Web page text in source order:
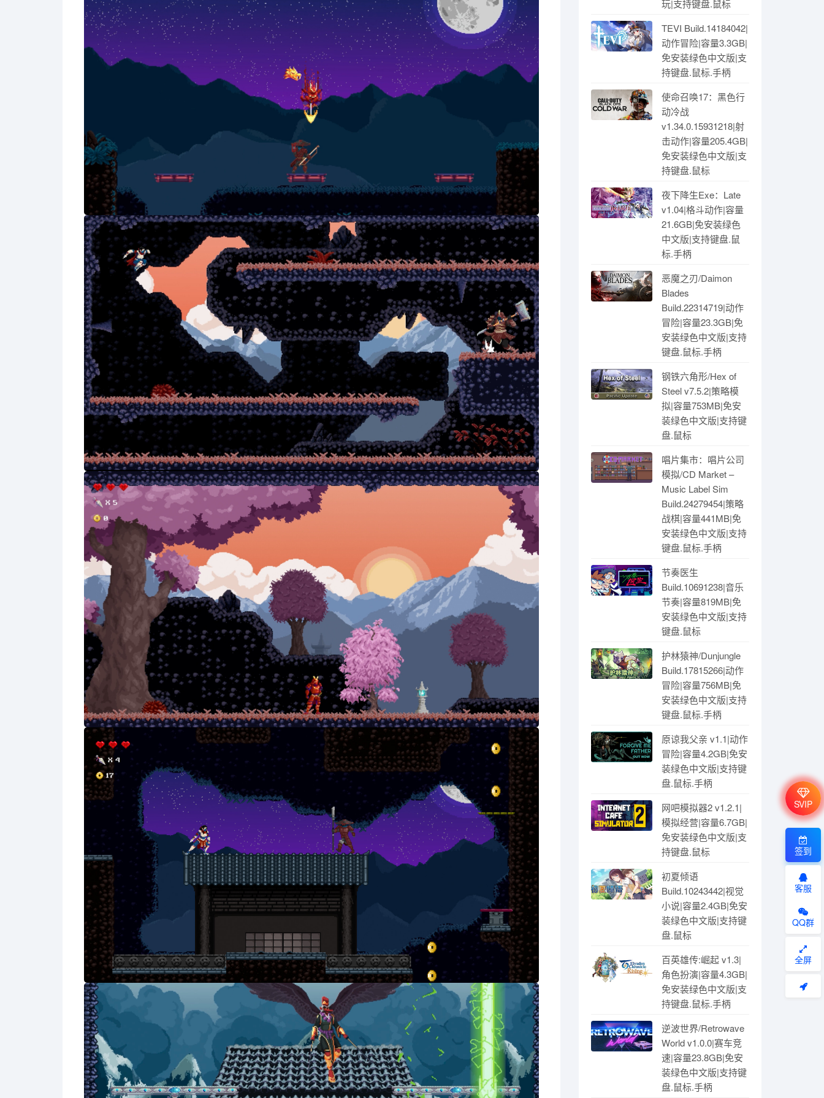
玩|支持键盘.鼠标
TEVI Build.14184042|
动作冒险|容量3.3GB|
免安装绿色中文版|支
持键盘.鼠标.手柄
使命召唤17：黑色行
动冷战
v1.34.0.15931218|射
击动作|容量205.4GB|
免安装绿色中文版|支
持键盘.鼠标
夜下降生Exe：Late
v1.04|格斗动作|容量
21.6GB|免安装绿色
中文版|支持键盘.鼠
标.手柄
恶魔之刃/Daimon
Blades
Build.22314719|动作
冒险|容量23.3GB|免
安装绿色中文版|支持
键盘.鼠标.手柄
钢铁六角形/Hex of
Steel v7.5.2|策略模
拟|容量753MB|免安
装绿色中文版|支持键
盘.鼠标
唱片集市：唱片公司
模拟/CD Market –
Music Label Sim
Build.24279454|策略
战棋|容量441MB|免
安装绿色中文版|支持
键盘.鼠标.手柄
节奏医生
Build.10691238|音乐
节奏|容量819MB|免
安装绿色中文版|支持
键盘.鼠标
护林猿神/Dunjungle
Build.17815266|动作
冒险|容量756MB|免
安装绿色中文版|支持
键盘.鼠标.手柄
原谅我父亲 v1.1|动作
冒险|容量4.2GB|免安
装绿色中文版|支持键
盘.鼠标.手柄
网吧模拟器2 v1.2.1|
模拟经营|容量6.7GB|
免安装绿色中文版|支
持键盘.鼠标
初夏倾语
Build.10243442|视觉
小说|容量2.4GB|免安
装绿色中文版|支持键
盘.鼠标
百英雄传:崛起 v1.3|
角色扮演|容量4.3GB|
免安装绿色中文版|支
持键盘.鼠标.手柄
逆波世界/Retrowave
World v1.0.0|赛车竞
速|容量23.8GB|免安
装绿色中文版|支持键
盘.鼠标.手柄
SVIP
签到
客服
QQ群
全屏